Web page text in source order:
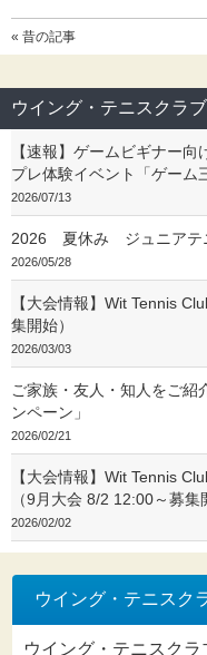
« 昔の記事
ウイング・テニスクラ
【速報】ゲームビギナー
プレ体験イベント「ゲーム
2026/07/13
2026 夏休み ジュニアテ
2026/05/28
【大会情報】Wit Tennis
集開始）
2026/03/03
ご家族・友人・知人をご紹
ンペーン」
2026/02/21
【大会情報】Wit Tennis
（9月大会 8/2 12:00～募集
2026/02/02
ウイング・テニスク
ウイング・テニスクラ